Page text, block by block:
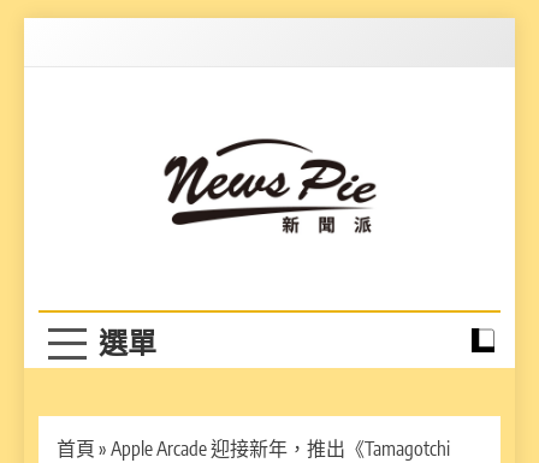
首頁 » Apple Arcade 迎接新年，推出《Tamagotchi